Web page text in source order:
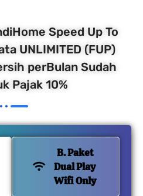
Speed Up To
UNLIMITED (FUP)
perBulan Sudah
Pajak 10%
B. Paket
Dual Play
Wifi Only